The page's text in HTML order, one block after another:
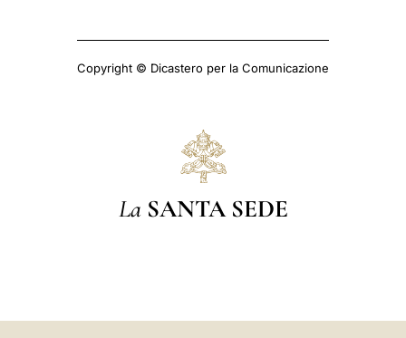
Copyright © Dicastero per la Comunicazione
La SANTA SEDE